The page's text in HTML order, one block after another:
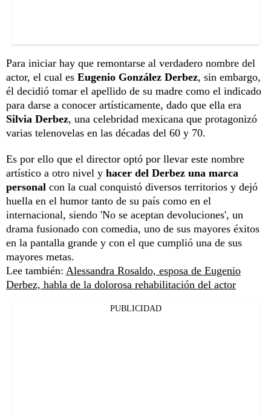
Para iniciar hay que remontarse al verdadero nombre del
actor, el cual es Eugenio González Derbez, sin embargo,
él decidió tomar el apellido de su madre como el indicado
para darse a conocer artísticamente, dado que ella era
Silvia Derbez, una celebridad mexicana que protagonizó
varias telenovelas en las décadas del 60 y 70.
Es por ello que el director optó por llevar este nombre
artístico a otro nivel y hacer del Derbez una marca
personal con la cual conquistó diversos territorios y dejó
huella en el humor tanto de su país como en el
internacional, siendo 'No se aceptan devoluciones', un
drama fusionado con comedia, uno de sus mayores éxitos
en la pantalla grande y con el que cumplió una de sus
mayores metas.
Lee también: Alessandra Rosaldo, esposa de Eugenio
Derbez, habla de la dolorosa rehabilitación del actor
PUBLICIDAD